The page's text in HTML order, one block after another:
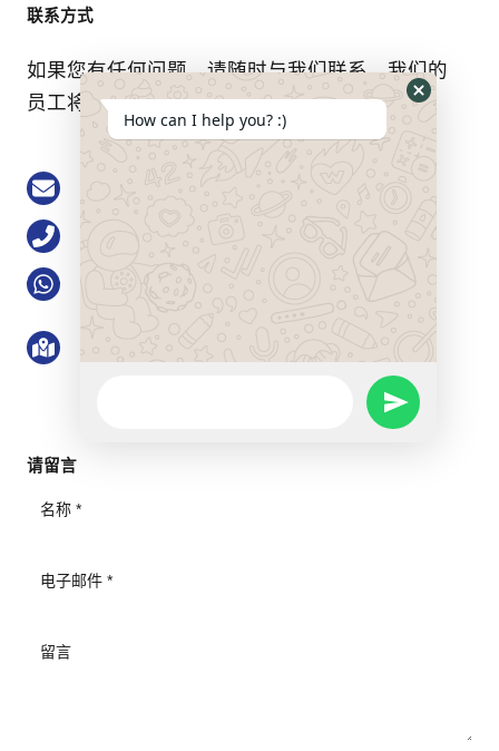
联系方式
如果您有任何问题，请随时与我们联系。我们的
员工将竭诚为您服务。.
请留言
How can I help you? :)
SEND